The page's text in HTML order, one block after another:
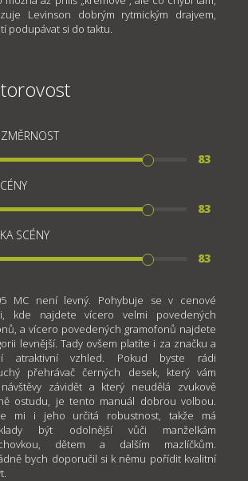
Levinson dobrým rytmickým drajvem,
podupávat si do taktu.
83
83
SCÉNY
83
MC není levný. Pohybuje se v cenové
kde najdete vícero velmi povedených
a vícero povedených gramofonů najdete
levnější. Tady ovšem platíte i za značku a
atraktivní vzhled. Pokud byste rádi
přehrávač černých desek, který vám
závidět a který neudělá zvukově
ostudu, je tento manuál dobrou volbou.
mi i jeho určitá robustnost, takže má
být odolnější vůči manželkám
dětem a dalším mazlíčkům.
bych doporučil si k němu pořídit kvalitní